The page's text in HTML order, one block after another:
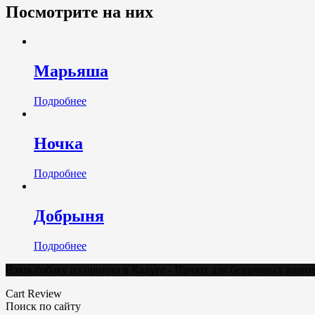
Посмотрите на них
Марьяша
Подробнее
Ночка
Подробнее
Добрыня
Подробнее
Cart Review
Поиск по сайту